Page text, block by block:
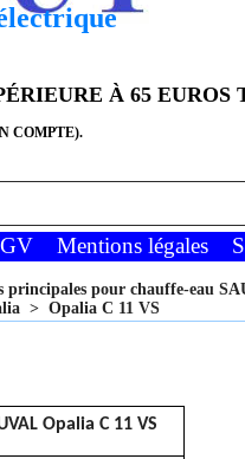
À 65 EUROS
COMPTE).
Mentions légales
principales pour chauffe-eau
> Opalia C 11 VS
Opalia C 11 VS